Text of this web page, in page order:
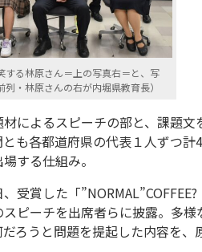
する林原さん＝上の写真右＝と、写
・林原さんの右が内堀県教育長）
によるスピーチの部と、課題
も各都道府県の代表１人ずつ
する仕組み。
受賞した「
ピーチを出席者らに披露。多様
ろうと問題を提起した内容を、